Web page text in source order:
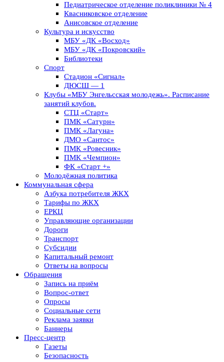
Педиатрическое отделение поликлиники № 4
Квасниковское отделение
Анисовское отделение
Культура и искусство
МБУ «ДК «Восход»
МБУ «ДК «Покровский»
Библиотеки
Спорт
Стадион «Сигнал»
ДЮСШ — 1
Клубы «МБУ Энгельсская молодежь». Расписание
занятий клубов.
СТЦ «Старт»
ПМК «Сатурн»
ПМК «Лагуна»
ДМО «Сантос»
ПМК «Ровесник»
ПМК «Чемпион»
ФК «Старт +»
Молодёжная политика
Коммунальная сфера
Азбука потребителя ЖКХ
Тарифы по ЖКХ
ЕРКЦ
Управляющие организации
Дороги
Транспорт
Субсидии
Капитальный ремонт
Ответы на вопросы
Обращения
Запись на приём
Вопрос-ответ
Опросы
Социальные сети
Реклама заявки
Баннеры
Пресс-центр
Газеты
Безопасность